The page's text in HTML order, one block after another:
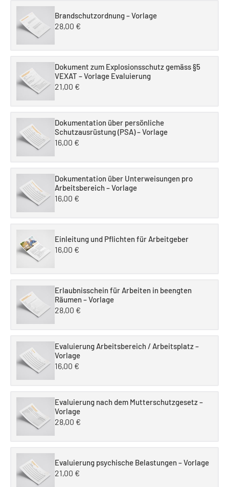
Brandschutzordnung – Vorlage
28,00 €
Dokument zum Explosionsschutz gemäss §5
VEXAT – Vorlage Evaluierung
21,00 €
Dokumentation über persönliche
Schutzausrüstung (PSA) – Vorlage
16,00 €
Dokumentation über Unterweisungen pro
Arbeitsbereich – Vorlage
16,00 €
Einleitung und Pflichten für Arbeitgeber
16,00 €
Erlaubnisschein für Arbeiten in beengten
Räumen – Vorlage
28,00 €
Evaluierung Arbeitsbereich / Arbeitsplatz –
Vorlage
16,00 €
Evaluierung nach dem Mutterschutzgesetz –
Vorlage
28,00 €
Evaluierung psychische Belastungen – Vorlage
21,00 €